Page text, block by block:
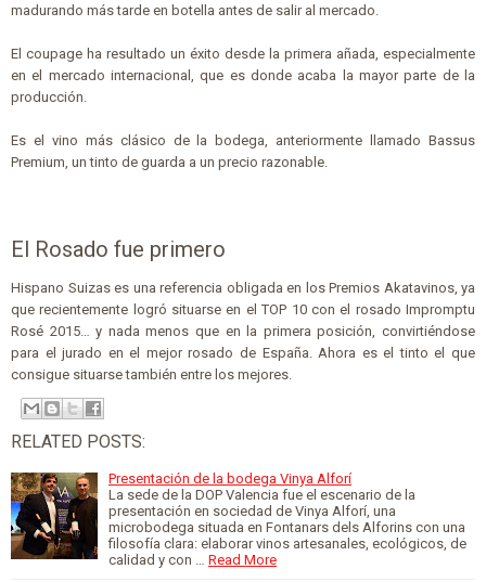
madurando más tarde en botella antes de salir al mercado.
El coupage ha resultado un éxito desde la primera añada, especialmente
en el mercado internacional, que es donde acaba la mayor parte de la
producción.
Es el vino más clásico de la bodega, anteriormente llamado Bassus
Premium, un tinto de guarda a un precio razonable.
El Rosado fue primero
Hispano Suizas es una referencia obligada en los Premios Akatavinos, ya
que recientemente logró situarse en el TOP 10 con el rosado Impromptu
Rosé 2015… y nada menos que en la primera posición, convirtiéndose
para el jurado en el mejor rosado de España. Ahora es el tinto el que
consigue situarse también entre los mejores.
RELATED POSTS:
Presentación de la bodega Vinya Alforí
La sede de la DOP Valencia fue el escenario de la
presentación en sociedad de Vinya Alforí, una
microbodega situada en Fontanars dels Alforins con una
filosofía clara: elaborar vinos artesanales, ecológicos, de
calidad y con … Read More